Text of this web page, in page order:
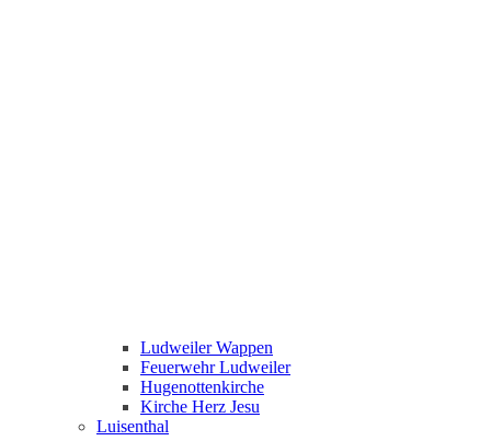
Ludweiler Wappen
Feuerwehr Ludweiler
Hugenottenkirche
Kirche Herz Jesu
Luisenthal